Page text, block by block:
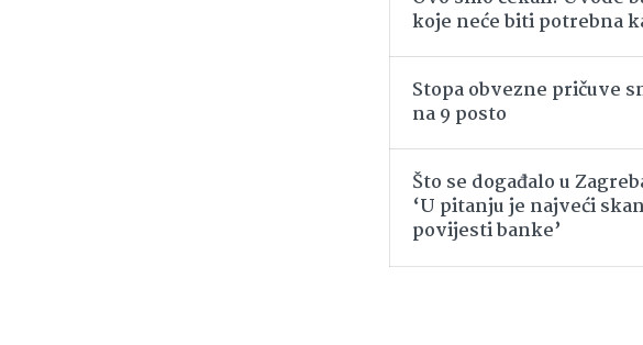
koje neće biti potrebna
Stopa obvezne pričuve
na 9 posto
Što se događalo u
‘U pitanju je najveći
povijesti banke’